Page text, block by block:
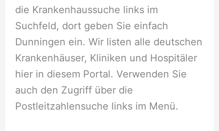
die Krankenhaussuche links im
Suchfeld, dort geben Sie einfach
Dunningen ein. Wir listen alle deutschen
Krankenhäuser, Kliniken und Hospitäler
hier in diesem Portal. Verwenden Sie
auch den Zugriff über die
Postleitzahlensuche links im Menü.